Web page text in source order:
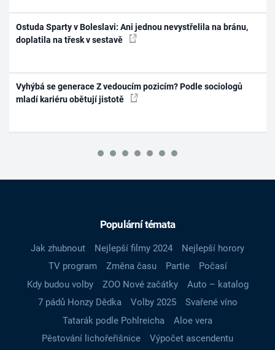
Ostuda Sparty v Boleslavi: Ani jednou nevystřelila na bránu,
doplatila na třesk v sestavě
Vyhýbá se generace Z vedoucím pozicím? Podle sociologů
mladí kariéru obětují jistotě
Populární témata
Jak zhubnout Nejlepší filmy 2024
Nejlepší horory
TV program
Změna času Partie
Počasí
Kdy budou volby
ZOO Nové začátky
Auto – katalog
7 pádů Honzy Dědka
Volby 2025
Svařené víno
Tatarák podle Pohlreicha
Aloe vera
Pěstování lichořeřišnice
Výpočet ascendentu